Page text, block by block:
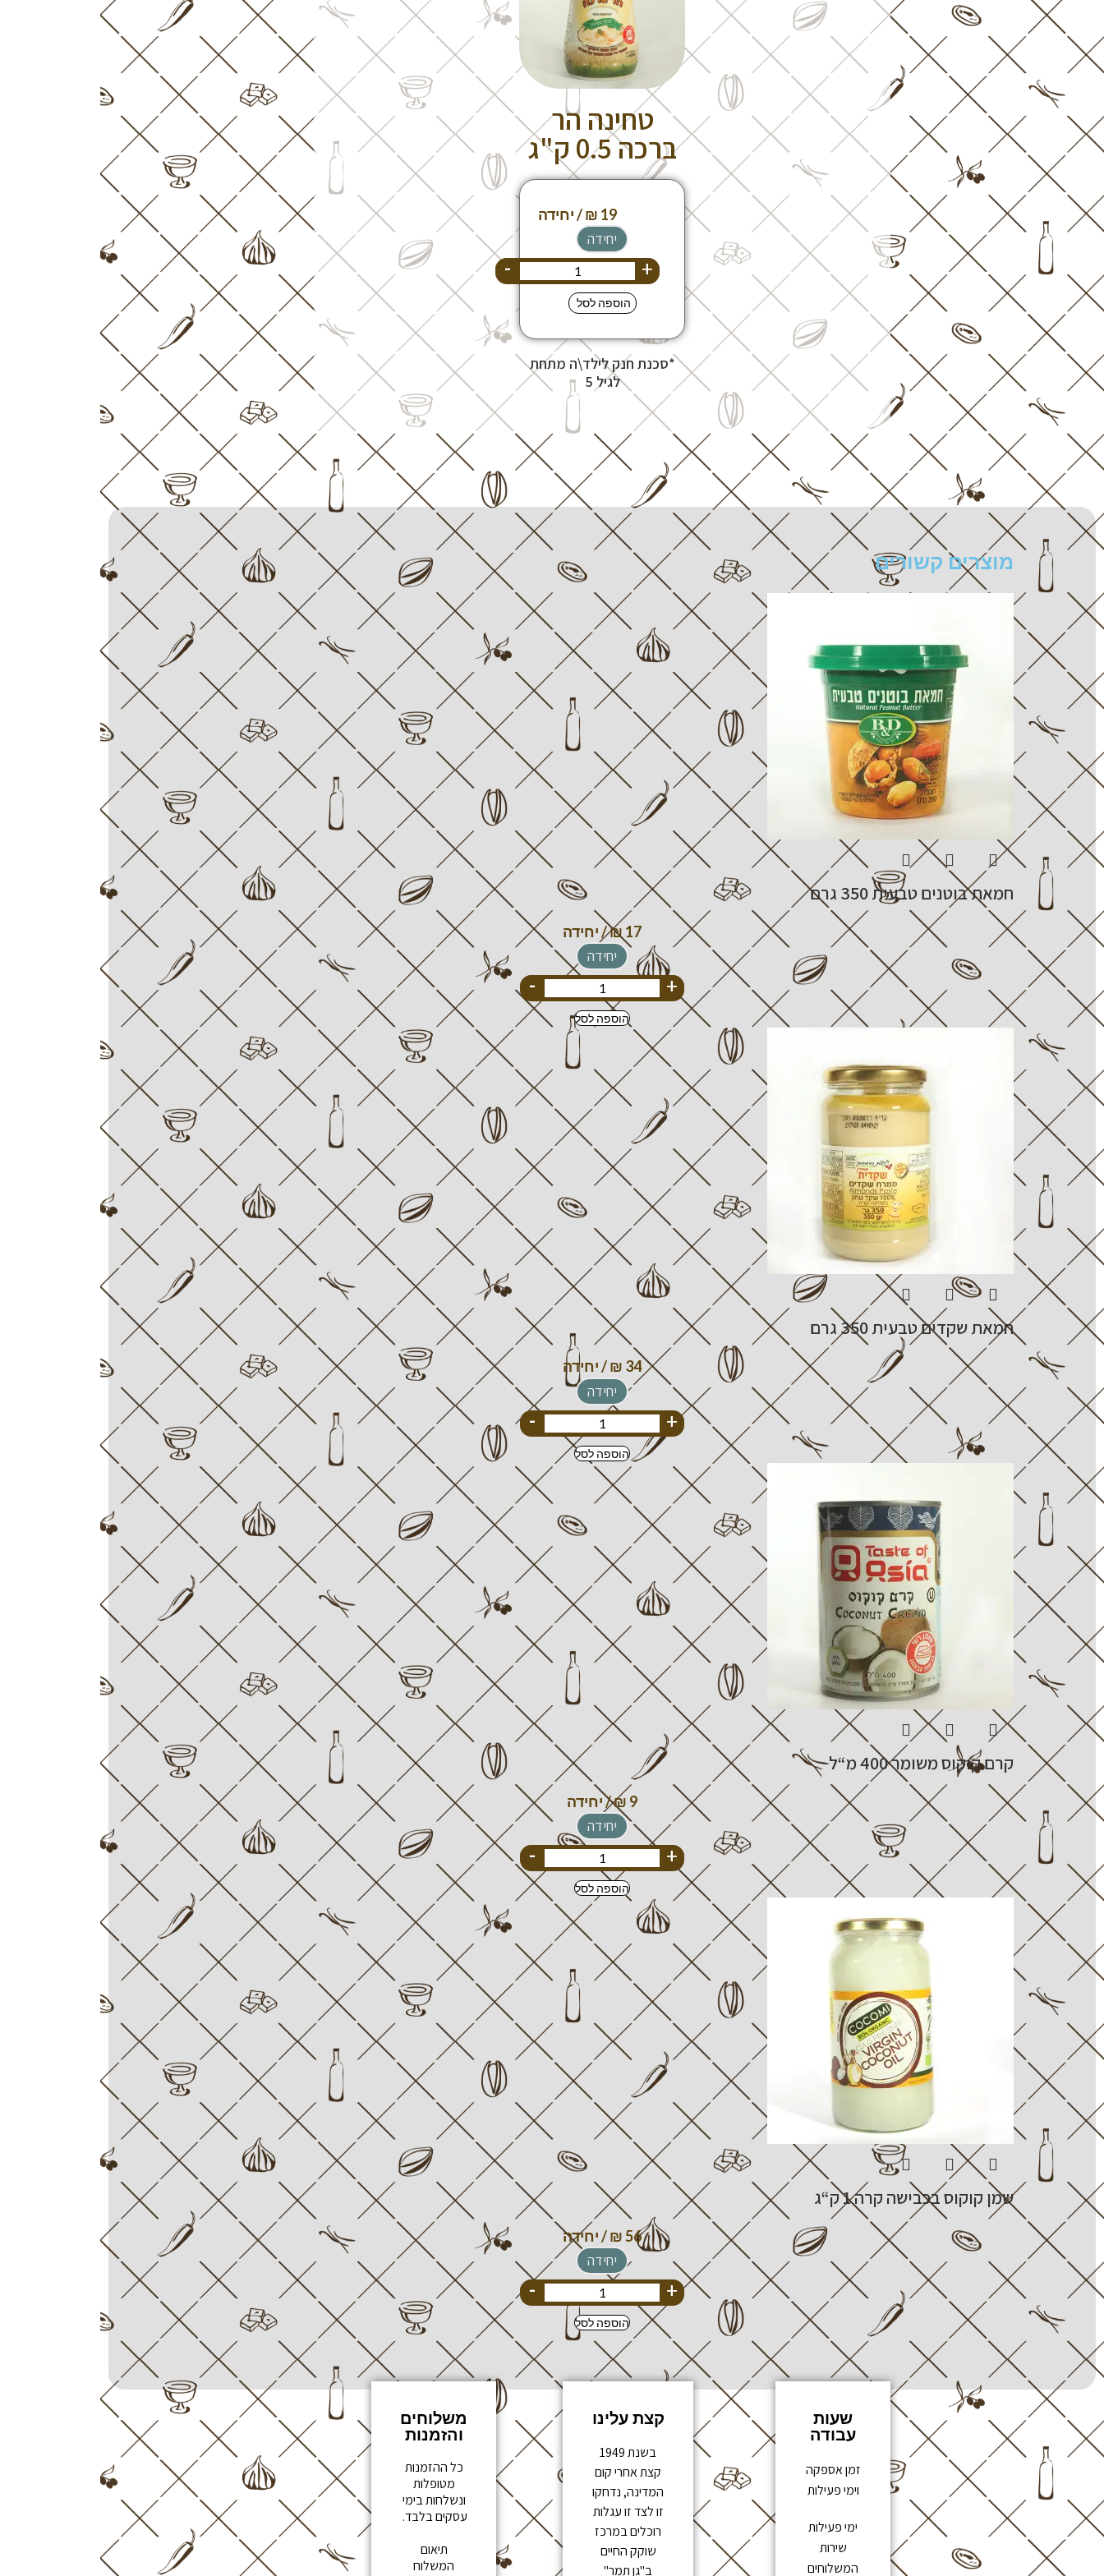
טחינה הר
ברכה 0.5 ק"ג
יחידה
+
-
הוספה לסל
*סכנת חנק לילד\ה מתחת
לגיל 5
מוצרים קשורים
חמאת בוטנים טבעית 350 גרם
יחידה
+
-
הוספה לסל
חמאת שקדים טבעית 350 גרם
יחידה
+
-
הוספה לסל
קרם קוקוס משומר 400 מ“ל
יחידה
+
-
הוספה לסל
שמן קוקוס בכבישה קרה 1 ק“ג
יחידה
+
-
הוספה לסל
שעות
עבודה
זמן אספקה
וימי פעילות
ימי פעילות
שירות
המשלוחים
קצת עלינו
בשנת 1949
קצת אחרי קום
המדינה, נדחקו
זו לצד זו עגלות
רוכלים במרכז
שוקק החיים
ב"גן תמר"
משלוחים
והזמנות
כל ההזמנות
מטופלות
ונשלחות בימי
עסקים בלבד.
תיאום
המשלוח